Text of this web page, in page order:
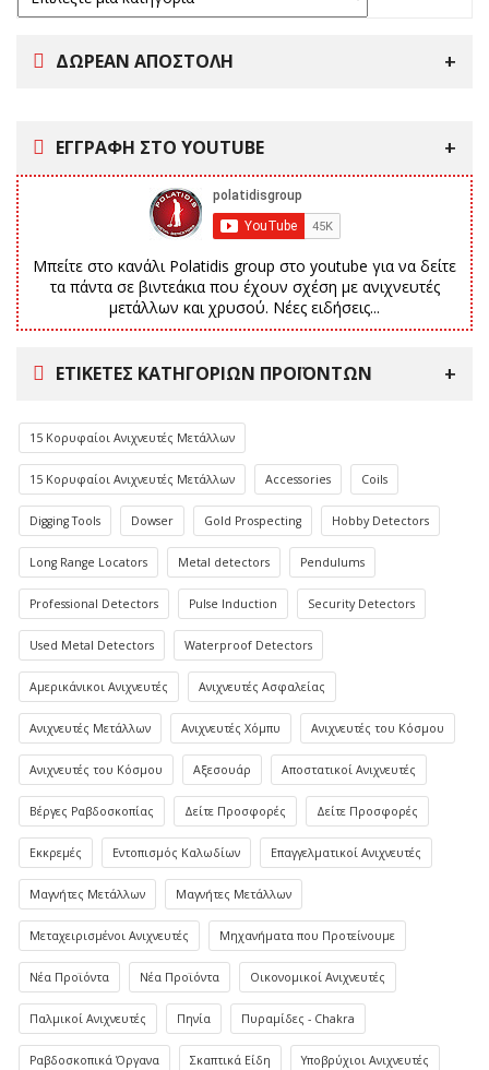
ΔΩΡΕΑΝ ΑΠΟΣΤΟΛΗ
ΕΓΓΡΑΦΗ ΣΤΟ YOUTUBE
Μπείτε στο κανάλι Polatidis group στο youtube για να δείτε
τα πάντα σε βιντεάκια που έχουν σχέση με ανιχνευτές
μετάλλων και χρυσού. Νέες ειδήσεις...
ΕΤΙΚΈΤΕΣ ΚΑΤΗΓΟΡΙΏΝ ΠΡΟΪΌΝΤΩΝ
15 Κορυφαίοι Ανιχνευτές Μετάλλων
15 Κορυφαίοι Ανιχνευτές Μετάλλων Accessories Coils
Digging Tools Dowser Gold Prospecting Hobby Detectors
Long Range Locators Metal detectors Pendulums
Professional Detectors Pulse Induction Security Detectors
Used Metal Detectors Waterproof Detectors
Αμερικάνικοι Ανιχνευτές Ανιχνευτές Ασφαλείας
Ανιχνευτές Μετάλλων Ανιχνευτές Χόμπυ Ανιχνευτές του Κόσμου
Ανιχνευτές του Κόσμου Αξεσουάρ Αποστατικοί Ανιχνευτές
Βέργες Ραβδοσκοπίας Δείτε Προσφορές Δείτε Προσφορές
Εκκρεμές Εντοπισμός Καλωδίων Επαγγελματικοί Ανιχνευτές
Μαγνήτες Μετάλλων Μαγνήτες Μετάλλων
Μεταχειρισμένοι Ανιχνευτές Μηχανήματα που Προτείνουμε
Νέα Προϊόντα Νέα Προϊόντα Οικονομικοί Ανιχνευτές
Παλμικοί Ανιχνευτές Πηνία Πυραμίδες - Chakra
Ραβδοσκοπικά Όργανα Σκαπτικά Είδη Υποβρύχιοι Ανιχνευτές